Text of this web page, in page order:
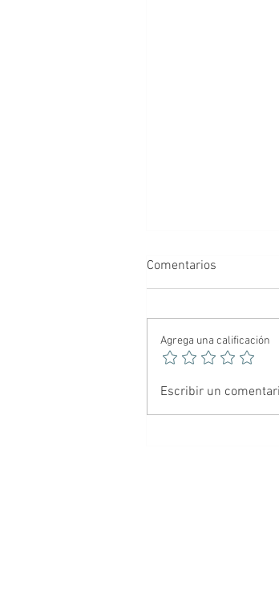
🕷️ Spider-Noir: El
Araña más
Comentarios
Agrega una calificación
Escribir un